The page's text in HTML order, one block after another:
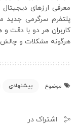
معرفی ارزهای
پلتفرم سرگرمی جدید
کاربران هر دو با دقت
هرگونه مشکلات و
موضوع پیشنهادی
اشتراک در